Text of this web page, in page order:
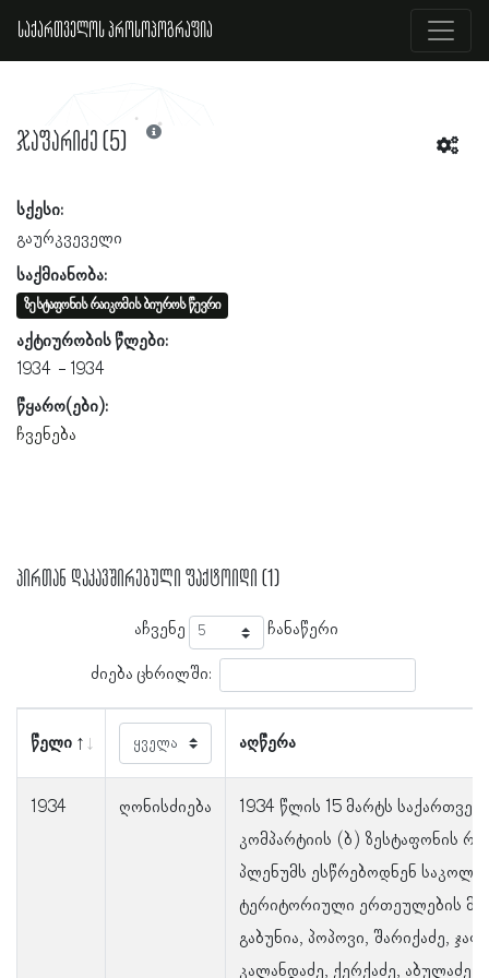
საქართველოს პროსოპოგრაფია
ჯაფარიძე (5)
სქესი:
გაურკვეველი
საქმიანობა:
ზესტაფონის რაიკომის ბიუროს წევრი
აქტიურობის წლები:
1934
1934
წყარო(ები):
ჩვენება
პირთან დაკავშირებული ფაქტოიდი (1)
აჩვენე ჩანაწერი
ძიება ცხრილში:
წელი აღწერა
1934 ღონისძიება
1934 წლის 15 მარტს
კომპარტიის (ბ) ზესტაფონის
პლენუმს ესწრებოდნენ
ტერიტორიული ერთეულების
გაბუნია, პოპოვი, შარიქაძე,
კალანდაძე, ქერქაძე, აბულაძე,